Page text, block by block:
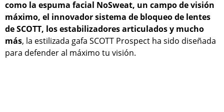
como la espuma facial NoSweat, un campo de visión
máximo, el innovador sistema de bloqueo de lentes
de SCOTT, los estabilizadores articulados y mucho
más, la estilizada gafa SCOTT Prospect ha sido diseñada
para defender al máximo tu visión.